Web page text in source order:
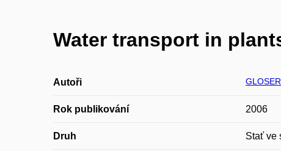
Water transport in
Autoři
Rok publikování 2006
Druh Stať ve